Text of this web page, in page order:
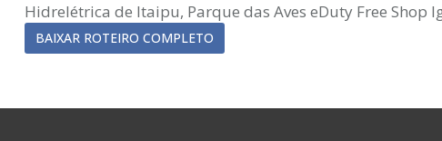
Hidrelétrica de Itaipu, Parque das Aves eDuty Free Shop
BAIXAR ROTEIRO COMPLETO